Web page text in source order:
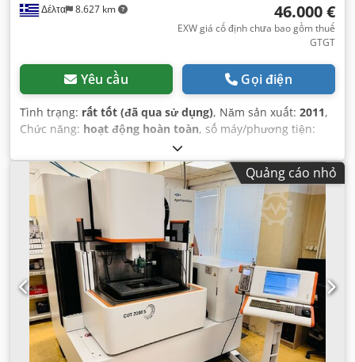
Δέλτα 8.627 km 46.000 €
EXW giá cố định chưa bao gồm thuế
GTGT
Yêu cầu Gọi điện
Tình trạng: rất tốt (đã qua sử dụng), Năm sản xuất: 2011,
Chức năng: hoạt động hoàn toàn, số máy/phương tiện:
, trọng lượng phôi (tối đa):
khoảng cách di chuyển trục X:350 mm, khoảng cách di
chuyển trục Y:
, khoảng cách di chuyển trục Z: 250
mm, tổng chiều cao: 2.000 mm , tổng chiều dài:2.020 mm
tổng chiều rộng:
, chiều cao phôi (tối đa): 250
mm, chiều rộng phôi (tối đa):900 mm, chiều dài phôi (tối
đa):680 mm,
Quảng cáo nhỏ